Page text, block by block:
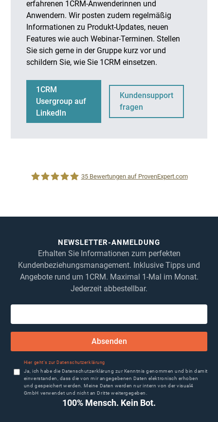
erfahrenen 1CRM-Anwenderinnen und
Anwendern. Wir posten zudem regelmäßig
Informationen zu Produkt-Updates, neuen
Features wie auch Webinar-Terminen. Stellen
Sie sich gerne in der Gruppe kurz vor und
schildern Sie, wie Sie 1CRM einsetzen.
1CRM
Usergroup auf
LinkedIn
Kundensupport
fragen
35Bewertungen auf ProvenExpert.com
NEWSLETTER-ANMELDUNG
Erhalten Sie Informationen zum perfekten
Kundenbeziehungsmanagement. Inklusive Tipps und
Angebote rund um 1CRM. Maximal 1-Mal im Monat.
Jederzeit abbestellbar.
Absenden
Hier geht's zur Datenschutzerklärung
Ja, ich habe die Datenschutzerklärung zur Kenntnis genommen und bin damit
einverstanden, dass die von mir angegebenen Daten elektronisch erhoben
und gespeichert werden. Meine Daten werden nur intern von der visual4
GmbH verwendet und nicht an Dritte weitergegeben.
100% Mensch. Kein Bot.